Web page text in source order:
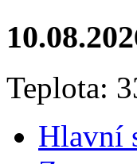
Teplota:
Hlavní